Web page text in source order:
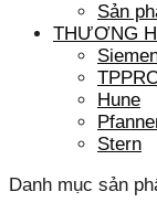
Sản
THƯƠNG
Hune
Stern
Danh mục sản